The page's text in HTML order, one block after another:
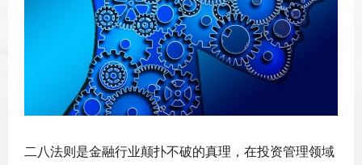
二八法则是金融行业颠扑不破的真理，在投资管理领域